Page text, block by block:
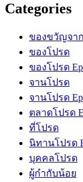
Categories
ของขวัญจา
ของโปรด
ของโปรด
จานโปรด
จานโปรด
ตลาดโปรด
ที่โปรด
นิทานโปรด
บุคคลโปรด
ผู้กำกับน้อย